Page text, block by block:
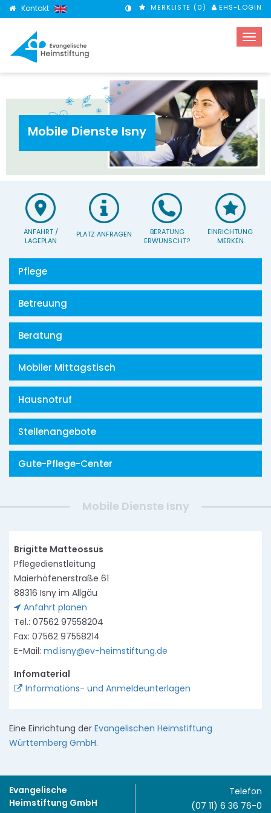
Kontakt
KONTRASTMODUS
MERKLISTE (0) EHS-LOGIN
Mobile Dienste Isny
ANFAHRT /
LAGEPLAN
PLATZ ANFRAGEN
BERATUNG
ERWÜNSCHT?
EINRICHTUNG
MERKEN
Pflege
Betreuung
Beratung
Mobiler Mittagstisch
Hausnotruf
Stellenangebote
Gute-Pflege-Center
Mobile Dienste Isny
Brigitte Matteossus
Pflegedienstleitung
Maierhöfenerstraße 61
88316 Isny im Allgäu
Anfahrt planen
Tel.: 07562 97558204
Fax: 07562 97558214
E-Mail: md.isny@ev-heimstiftung.de
Infomaterial
Informations- und Anmeldeunterlagen
Eine Einrichtung der Evangelischen Heimstiftung
Württemberg GmbH.
Evangelische
Heimstiftung GmbH
Telefon
(07 11) 6 36 76-0